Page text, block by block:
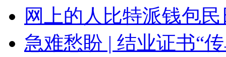
网上的人比特派钱包
急难愁盼 | 结业证书“